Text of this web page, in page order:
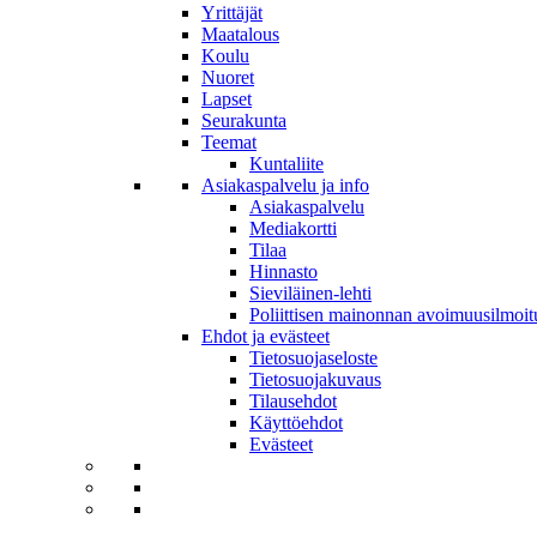
Yrittäjät
Maatalous
Koulu
Nuoret
Lapset
Seurakunta
Teemat
Kuntaliite
Asiakaspalvelu ja info
Asiakaspalvelu
Mediakortti
Tilaa
Hinnasto
Sieviläinen-lehti
Poliittisen mainonnan
Ehdot ja evästeet
Tietosuojaseloste
Tietosuojakuvaus
Tilausehdot
Käyttöehdot
Evästeet